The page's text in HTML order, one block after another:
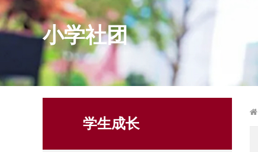
小学社团
学生成长